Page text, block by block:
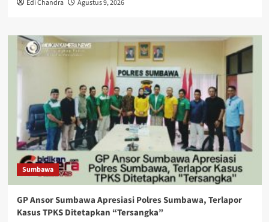
Edi Chandra Agustus 9, 2026
Sumbawa
GP Ansor Sumbawa Apresiasi Polres Sumbawa, Terlapor
Kasus TPKS Ditetapkan “Tersangka”